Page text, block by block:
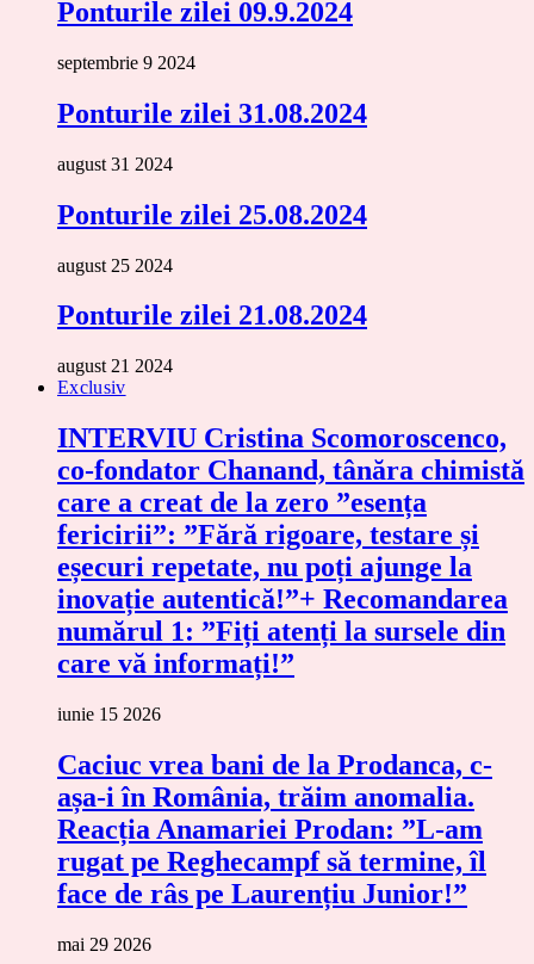
Ponturile zilei 09.9.2024
septembrie 9 2024
Ponturile zilei 31.08.2024
august 31 2024
Ponturile zilei 25.08.2024
august 25 2024
Ponturile zilei 21.08.2024
august 21 2024
Exclusiv
INTERVIU Cristina Scomoroscenco,
co-fondator Chanand, tânăra chimistă
care a creat de la zero ”esența
fericirii”: ”Fără rigoare, testare și
eșecuri repetate, nu poți ajunge la
inovație autentică!”+ Recomandarea
numărul 1: ”Fiți atenți la sursele din
care vă informați!”
iunie 15 2026
Caciuc vrea bani de la Prodanca, c-
așa-i în România, trăim anomalia.
Reacția Anamariei Prodan: ”L-am
rugat pe Reghecampf să termine, îl
face de râs pe Laurențiu Junior!”
mai 29 2026